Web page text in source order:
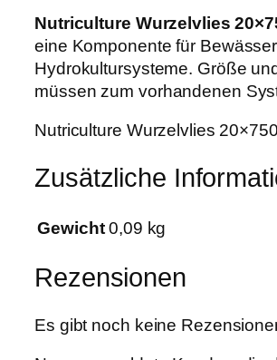
:
4
,
0
0
€
€
.
u
r
z
e
v
i
s
0
7
Nutriculture Wurzelvlies
eine Komponente für
Hydrokultursysteme. Größe
müssen zum vorhandenen
Nutriculture Wurzelvlies
Zusätzliche
Gewicht 0,09 kg
Rezensionen
Es gibt noch keine